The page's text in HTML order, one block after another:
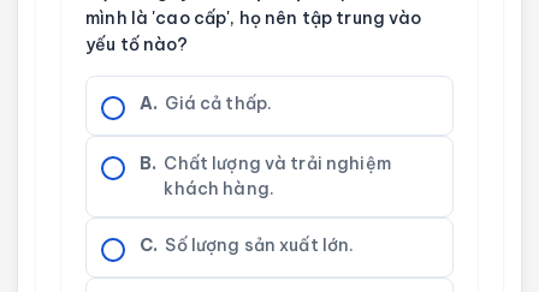
mình là 'cao cấp', họ nên tập trung vào
yếu tố nào?
A. Giá cả thấp.
B. Chất lượng và trải nghiệm
khách hàng.
C. Số lượng sản xuất lớn.